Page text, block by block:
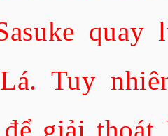
Tuy
giải